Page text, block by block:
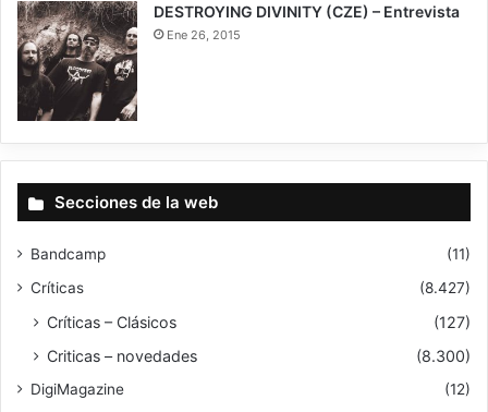
DESTROYING DIVINITY (CZE) – Entrevista
Ene 26, 2015
Secciones de la web
Bandcamp
(11)
Críticas
(8.427)
Críticas – Clásicos
(127)
Criticas – novedades
(8.300)
DigiMagazine (12)